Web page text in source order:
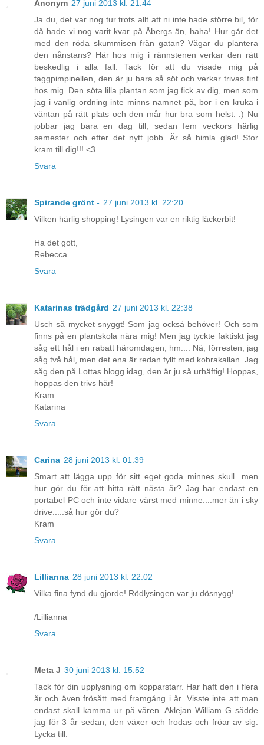
Anonym 27 juni 2013 kl. 21:44
Ja du, det var nog tur trots allt att ni inte hade större bil, för
då hade vi nog varit kvar på Åbergs än, haha! Hur går det
med den röda skummisen från gatan? Vågar du plantera
den nånstans? Här hos mig i rännstenen verkar den rätt
beskedlig i alla fall. Tack för att du visade mig på
taggpimpinellen, den är ju bara så söt och verkar trivas fint
hos mig. Den söta lilla plantan som jag fick av dig, men som
jag i vanlig ordning inte minns namnet på, bor i en kruka i
väntan på rätt plats och den mår hur bra som helst. :) Nu
jobbar jag bara en dag till, sedan fem veckors härlig
semester och efter det nytt jobb. Är så himla glad! Stor
kram till dig!!! <3
Svara
Spirande grönt - 27 juni 2013 kl. 22:20
Vilken härlig shopping! Lysingen var en riktig läckerbit!
Ha det gott,
Rebecca
Svara
Katarinas trädgård 27 juni 2013 kl. 22:38
Usch så mycket snyggt! Som jag också behöver! Och som
finns på en plantskola nära mig! Men jag tyckte faktiskt jag
såg ett hål i en rabatt häromdagen, hm.... Nä, förresten, jag
såg två hål, men det ena är redan fyllt med kobrakallan. Jag
såg den på Lottas blogg idag, den är ju så urhäftig! Hoppas,
hoppas den trivs här!
Kram
Katarina
Svara
Carina 28 juni 2013 kl. 01:39
Smart att lägga upp för sitt eget goda minnes skull...men
hur gör du för att hitta rätt nästa år? Jag har endast en
portabel PC och inte vidare värst med minne....mer än i sky
drive.....så hur gör du?
Kram
Svara
Lillianna 28 juni 2013 kl. 22:02
Vilka fina fynd du gjorde! Rödlysingen var ju dösnygg!
/Lillianna
Svara
Meta J 30 juni 2013 kl. 15:52
Tack för din upplysning om kopparstarr. Har haft den i flera
år och även frösått med framgång i år. Visste inte att man
endast skall kamma ur på våren. Aklejan William G sådde
jag för 3 år sedan, den växer och frodas och fröar av sig.
Lycka till.